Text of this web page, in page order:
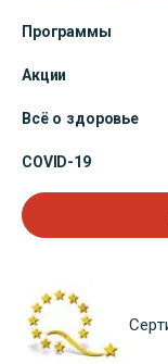
Программы
Акции
Всё о здоровье
COVID-19